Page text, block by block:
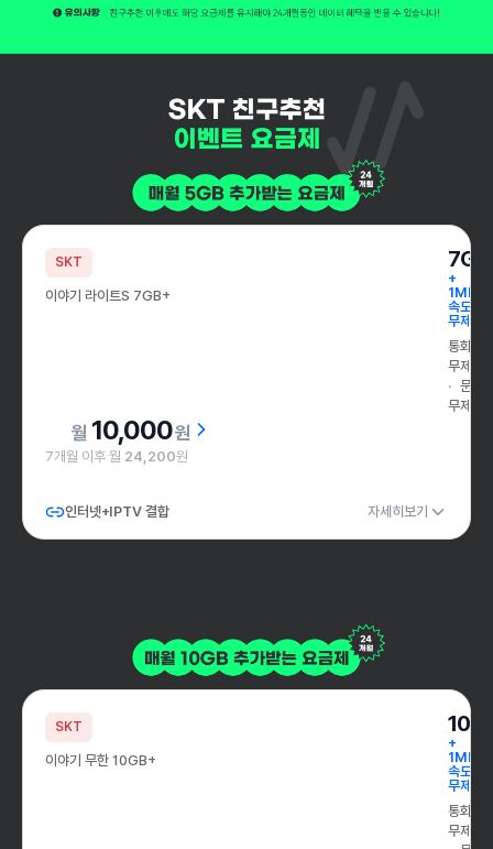
SKT
이야기 라이트S 7GB+
7GB
+
1Mbps
속도
무제한
통화
무제한
문자
무제한
10,000원
7개월 이후 월 24,200원
인터넷+IPTV 결합 자세히보기
SKT
이야기 무한 10GB+
+
1Mbps
속도
무제한
통화
무제한